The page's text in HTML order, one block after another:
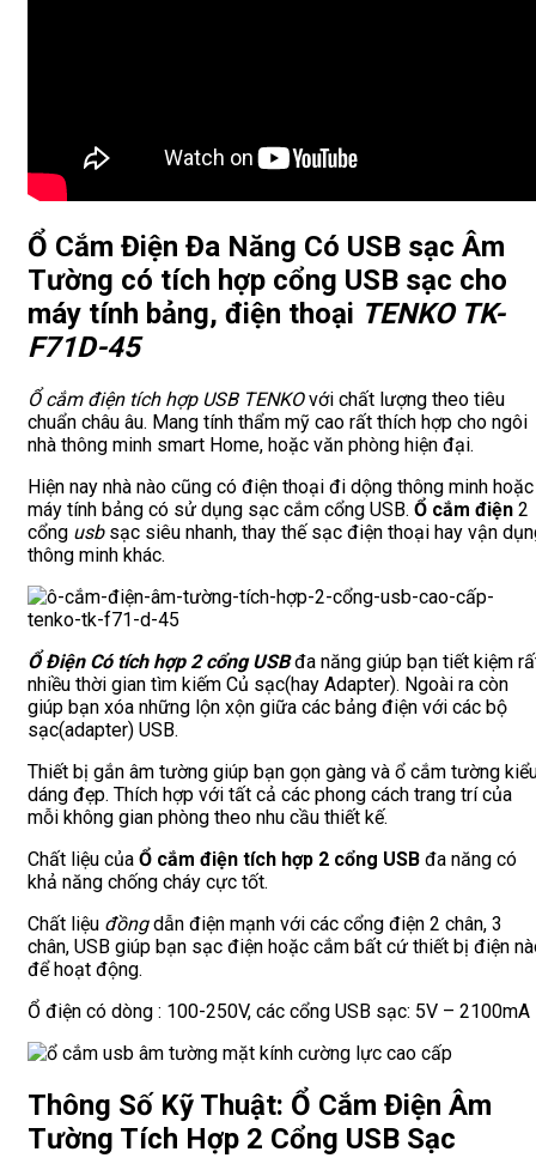
Ổ Cắm Điện Đa Năng Có USB sạc Âm
Tường có tích hợp cổng USB sạc cho
máy tính bảng, điện thoại TENKO TK-
F71D-45
Ổ cắm điện tích hợp USB TENKOvới chất lượng theo tiêu
chuẩn châu âu. Mang tính thẩm mỹ cao rất thích hợp cho ngôi
nhà thông minh smart Home, hoặc văn phòng hiện đại.
Hiện nay nhà nào cũng có điện thoại đi dộng thông minh hoặc
máy tính bảng có sử dụng sạc cắm cổng USB. Ổ cắm điện 2
cổng usbsạc siêu nhanh, thay thế sạc điện thoại hay vận
thông minh khác.
Ổ Điện Có tích hợp 2 cổng USBđa năng giúp bạn tiết kiệm
nhiều thời gian tìm kiếm Củ sạc(hay Adapter). Ngoài ra còn
giúp bạn xóa những lộn xộn giữa các bảng điện với các bộ
sạc(adapter) USB.
Thiết bị gắn âm tường giúp bạn gọn gàng và ổ cắm tường
dáng đẹp. Thích hợp với tất cả các phong cách trang trí của
mỗi không gian phòng theo nhu cầu thiết kế.
Chất liệu của Ổ cắm điện tích hợp 2 cổng USB đa năng có
khả năng chống cháy cực tốt.
Chất liệu đồngdẫn điện mạnh với các cổng điện 2 chân, 3
chân, USB giúp bạn sạc điện hoặc cắm bất cứ thiết bị điện
để hoạt động.
Ổ điện có dòng : 100-250V, các cổng USB sạc: 5V – 2100mA
Thông Số Kỹ Thuật: Ổ Cắm Điện Âm
Tường Tích Hợp 2 Cổng USB Sạc